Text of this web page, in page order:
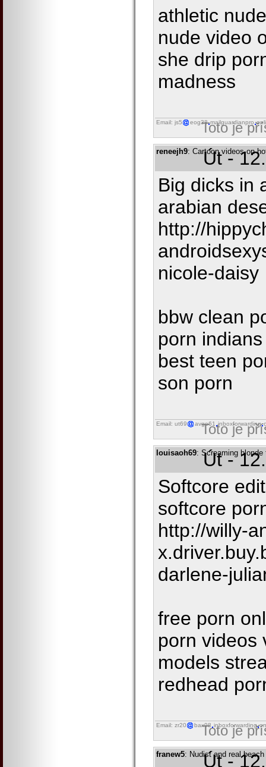
athletic
nude video
she drip
madness
Email: js5 eog38 mailguardianpro
Toto je
reneejh9: Cartoon videos on
Út -
Big dicks in
arabian
http://
nicole-daisy
bbw clean
porn
best teen
son porn
Email: ut69 avgo61 inboxforwarding
Toto je
louisaoh69: Screaming
Út -
Softcore
softcore
http://willy-
darlene-
free porn
porn videos
models
redhead
Email: zr20 bax98 inboxforwarding
Toto je
franew5: Nudist and real
Út -